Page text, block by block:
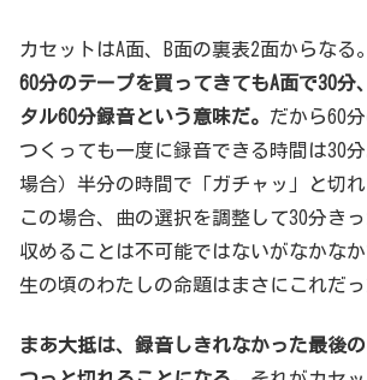
カセットはA面、B面の裏表2面からなる。
60分のテープを買ってきてもA面で30分
タル60分録音という意味だ。 だから60
つくっても一度に録音できる時間は30
場合）半分の時間で「ガチャッ」と切れ
この場合、曲の選択を調整して30分き
収めることは不可能ではないがなかな
生の頃のわたしの命題はまさにこれだっ
まあ大抵は、録音しきれなかった最後